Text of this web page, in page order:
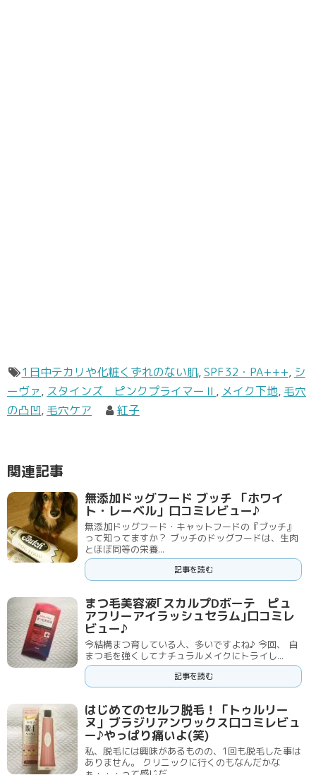
1日中テカリや化粧くずれのない肌,SPF32・PA+++, シ
ーヴァ, スタインズ ピンクプライマーⅡ , メイク下地, 毛穴
の凸凹, 毛穴ケア 紅子
関連記事
無添加ドッグフード ブッチ 「ホワイ
ト・レーベル」口コミレビュー♪
無添加ドッグフード・キャットフードの『ブッチ』
って知ってますか？ ブッチのドッグフードは、生肉
とほぼ同等の栄養...
記事を読む
まつ毛美容液｢スカルプDボーテ ピュ
アフリーアイラッシュセラム｣口コミレ
ビュー♪
今結構まつ育している人、多いですよね♪ 今回、 自
まつ毛を強くしてナチュラルメイクにトライし...
記事を読む
はじめてのセルフ脱毛！「トゥルリー
ヌ」ブラジリアンワックス口コミレビュ
ー♪やっぱり痛いよ(笑)
私、脱毛には興味があるものの、1回も脱毛した事は
ありません。 クリニックに行くのもなんだかな